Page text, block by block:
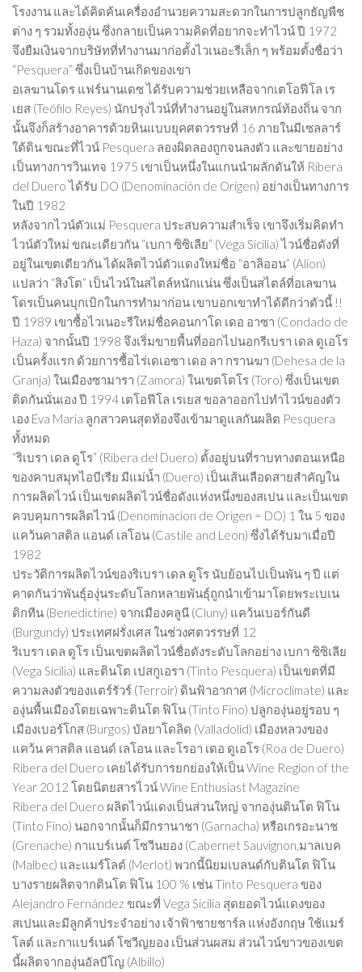
โรงงาน และได้คิดค้นเครื่องอำนวยความสะดวกในการปลูกธัญพืช
ต่าง ๆ รวมทั้งองุ่น ซึ่งกลายเป็นความคิดที่อยากจะทำไวน์ ปี 1972
จึงยืมเงินจากบริษัทที่ทำงานมาก่อตั้งไวเนอะรีเล็ก ๆ พร้อมตั้งชื่อว่า
“Pesquera” ซึ่งเป็นบ้านเกิดของเขา
อเลฆานโดร แฟร์นานเดซ ได้รับความช่วยเหลือจากเตโอฟีโล เร
เยส (Teófilo Reyes) นักปรุงไวน์ที่ทำงานอยู่ในสหกรณ์ท้องถิ่น จาก
นั้นจึงก็สร้างอาคารด้วยหินแบบยุคศตวรรษที่ 16 ภายในมีเซลลาร์
ใต้ดิน ขณะที่ไวน์ Pesquera ลองผิดลองถูกจนลงตัว และขายอย่าง
เป็นทางการวินเทจ 1975 เขาเป็นหนึ่งในแกนนำผลักดันให้ Ribera
del Duero ได้รับ DO (Denominación de Origen) อย่างเป็นทางการ
ในปี 1982
หลังจากไวน์ตัวแม่ Pesquera ประสบความสำเร็จ เขาจึงเริ่มคิดทำ
ไวน์ตัวใหม่ ขณะเดียวกัน “เบกา ซิซิเลีย” (Vega Sicilia) ไวน์ชื่อดังที่
อยู่ในเขตเดียวกัน ได้ผลิตไวน์ตัวแดงใหม่ชื่อ “อาลิออน” (Alion)
แปลว่า “สิงโต” เป็นไวน์ในสไตล์หนักแน่น ซึ่งเป็นสไตล์ที่อเลฆาน
โดรเป็นคนบุกเบิกในการทำมาก่อน เขาบอกเขาทำได้ดีกว่าตัวนี้ !!
ปี 1989 เขาซื้อไวเนอะรีใหม่ชื่อคอนกาโด เดอ อาซา (Condado de
Haza) จากนั้นปี 1998 จึงเริ่มขายพื้นที่ออกไปนอกรีเบรา เดล ดูเอโร
เป็นครั้งแรก ด้วยการซื้อไร่เดเอซา เดอ ลา กรานฆา (Dehesa de la
Granja) ในเมืองซามารา (Zamora) ในเขตโตโร (Toro) ซึ่งเป็นเขต
ติดกันนั่นเอง ปี 1994 เตโอฟีโล เรเยส ขอลาออกไปทำไวน์ของตัว
เอง Eva Maria ลูกสาวคนสุดท้องจึงเข้ามาดูแลกันผลิต Pesquera
ทั้งหมด
“ริเบรา เดล ดูโร” (Ribera del Duero) ตั้งอยู่บนที่ราบทางตอนเหนือ
ของคาบสมุทไอบีเรีย มีแม่น้ำ (Duero) เป็นเส้นเลือดสายสำคัญใน
การผลิตไวน์ เป็นเขตผลิตไวน์ชื่อดังแห่งหนึ่งของสเปน และเป็นเขต
ควบคุมการผลิตไวน์ (Denominacion de Origen = DO) 1 ใน 5 ของ
แคว้นคาสติล แอนด์ เลโอน (Castile and Leon) ซึ่งได้รับมาเมื่อปี
1982
ประวัติการผลิตไวน์ของริเบรา เดล ดูโร นับย้อนไปเป็นพัน ๆ ปี แต่
คาดกันว่าพันธุ์องุ่นระดับโลกหลายพันธุ์ถูกนำเข้ามาโดยพระเบเน
ดิกทีน (Benedictine) จากเมืองคลูนี (Cluny) แคว้นเบอร์กันดี
(Burgundy) ประเทศฝรั่งเศส ในช่วงศตวรรษที่ 12
ริเบรา เดล ดูโร เป็นเขตผลิตไวน์ชื่อดังระดับโลกอย่าง เบกา ซิซิเลีย
(Vega Sicilia) และตินโต เปสกูเอรา (Tinto Pesquera) เป็นเขตที่มี
ความลงตัวของแตร์รัวร์ (Terroir) ดินฟ้าอากาศ (Microclimate) และ
องุ่นพื้นเมืองโดยเฉพาะตินโต ฟิโน (Tinto Fino) ปลูกองุ่นอยู่รอบ ๆ
เมืองเบอร์โกส (Burgos) บัลยาโดลิด (Valladolid) เมืองหลวงของ
แคว้น คาสติล แอนด์ เลโอน และโรอา เดอ ดูเอโร (Roa de Duero)
Ribera del Duero เคยได้รับการยกย่องให้เป็น Wine Region of the
Year 2012 โดยนิตยสารไวน์ Wine Enthusiast Magazine
Ribera del Duero ผลิตไวน์แดงเป็นส่วนใหญ่ จากองุ่นตินโต ฟิโน
(Tinto Fino) นอกจากนั้นก็มีกรานาชา (Garnacha) หรือเกรอะนาช
(Grenache) กาแบร์เนต์ โซวีนยอง (Cabernet Sauvignon,มาลเบค
(Malbec) และแมร์โลต์ (Merlot) พวกนี้นิยมเบลนด์กับตินโต ฟิโน
บางรายผลิตจากตินโต ฟิโน 100 % เช่น Tinto Pesquera ของ
Alejandro Fernández ขณะที่ Vega Sicilia สุดยอดไวน์แดงของ
สเปนและมีลูกค้าประจำอย่าง เจ้าฟ้าชายชาร์ล แห่งอังกฤษ ใช้แมร์
โลต์ และกาแบร์เนต์ โซวีญยอง เป็นส่วนผสม ส่วนไวน์ขาวของเขต
นี้ผลิตจากองุ่นอัลบีโญ (Albillo)